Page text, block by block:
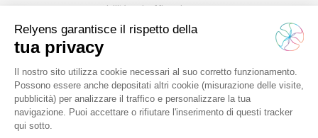
con responsabilità ed efficacia.